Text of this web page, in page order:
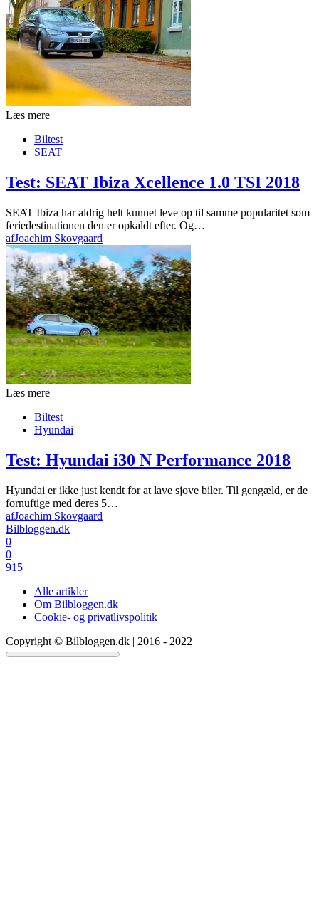
Læs mere
Biltest
SEAT
Test: SEAT Ibiza Xcellence 1.0 TSI 2018
SEAT Ibiza har aldrig helt kunnet leve op til samme popularitet som
feriedestinationen den er opkaldt efter. Og…
afJoachim Skovgaard
Læs mere
Biltest
Hyundai
Test: Hyundai i30 N Performance 2018
Hyundai er ikke just kendt for at lave sjove biler. Til gengæld, er de
fornuftige med deres 5…
afJoachim Skovgaard
Bilbloggen.dk
0
0
915
Alle artikler
Om Bilbloggen.dk
Cookie- og privatlivspolitik
Copyright © Bilbloggen.dk | 2016 - 2022